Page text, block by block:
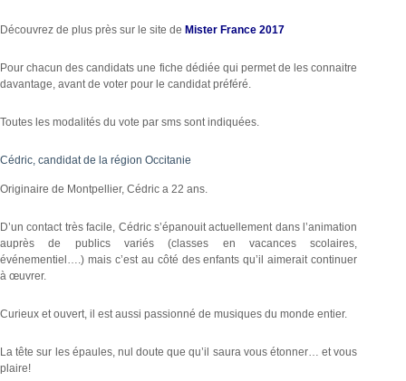
Découvrez de plus près sur le site de Mister France 2017
Pour chacun des candidats une fiche dédiée qui permet de les connaitre
davantage, avant de voter pour le candidat préféré.
Toutes les modalités du vote par sms sont indiquées.
Cédric, candidat de la région Occitanie
Originaire de Montpellier, Cédric a 22 ans.
D’un contact très facile, Cédric s’épanouit actuellement dans l’animation
auprès de publics variés (classes en vacances scolaires,
événementiel….) mais c’est au côté des enfants qu’il aimerait continuer
à œuvrer.
Curieux et ouvert, il est aussi passionné de musiques du monde entier.
La tête sur les épaules, nul doute que qu’il saura vous étonner… et vous
plaire!